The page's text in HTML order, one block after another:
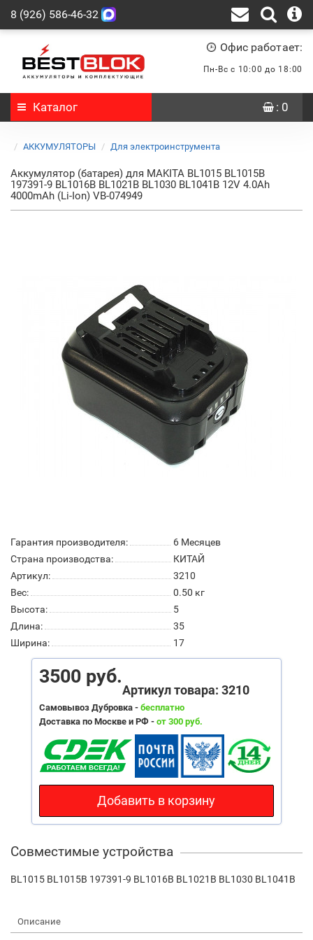
8 (926) 586-46-32
Офис работает:
Пн-Вс с 10:00 до 18:00
Каталог : 0
АККУМУЛЯТОРЫ Для электроинструмента
Аккумулятор (батарея) для MAKITA BL1015 BL1015B
197391-9 BL1016B BL1021B BL1030 BL1041B 12V 4.0Ah
4000mAh (Li-Ion) VB-074949
Гарантия производителя:
6 Месяцев
Страна производства:
КИТАЙ
Артикул:
3210
Вес:
0.50 кг
Высота:
5
Длина:
35
Ширина:
17
3500 руб.
Артикул товара: 3210
Самовывоз Дубровка - бесплатно
Доставка по Москве и РФ - от 300 руб.
Добавить в корзину
Совместимые устройства
BL1015 BL1015B 197391-9 BL1016B BL1021B BL1030 BL1041B
Описание